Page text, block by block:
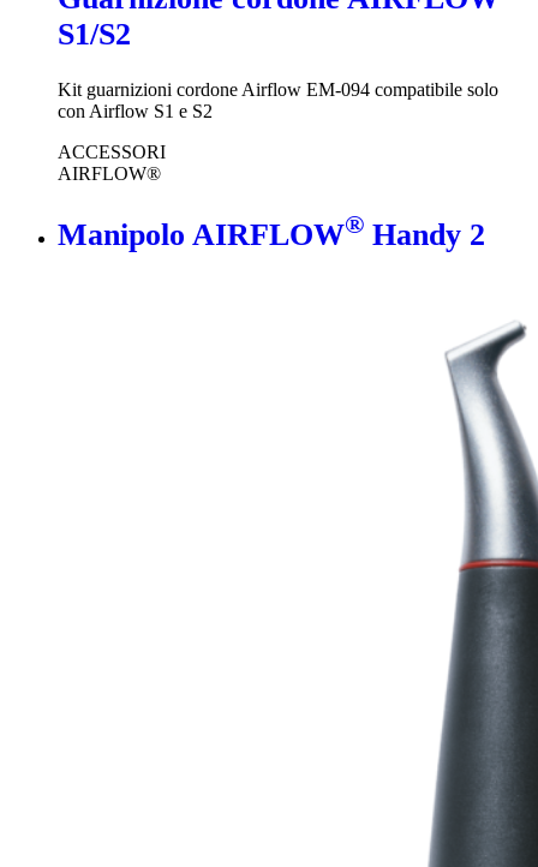
S1/S2
Kit guarnizioni cordone Airflow EM-094 compatibile solo
con Airflow S1 e S2
ACCESSORI
AIRFLOW®
Manipolo AIRFLOW® Handy 2